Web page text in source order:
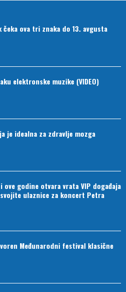
ova tri znaka do 13. avgusta
elektronske muzike (VIDEO)
je idealna za zdravlje mozga
ove godine otvara vrata VIP događaja
ulaznice za koncert Petra
Međunarodni festival klasične